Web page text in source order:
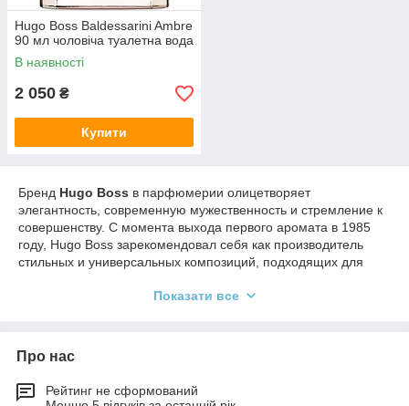
Hugo Boss Baldessarini Ambre
90 мл чоловіча туалетна вода
В наявності
2 050 ₴
Купити
Бренд Hugo Boss в парфюмерии олицетворяет
элегантность, современную мужественность и стремление к
совершенству. С момента выхода первого аромата в 1985
году, Hugo Boss зарекомендовал себя как производитель
стильных и универсальных композиций, подходящих для
элементы с современными акцентами. Например,
Показати все
Про нас
Рейтинг не сформований